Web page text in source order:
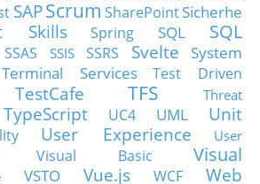
SAPScrum SharePointSicherhe
Skills Spring SQL
SQL
SSAS SSIS SSRS Svelte
System
Terminal Services
Test Driven
TestCafe TFS
Threat
TypeScript UC4 UML
Unit
User Experience
User
Visual Basic
Visual
VSTO Vue.js WCF
Web